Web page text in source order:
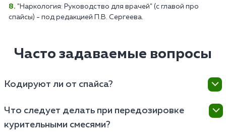
"Наркология: Руководство для врачей" (с главой про
спайсы) - под редакцией П.В. Сергеева.
Часто задаваемые вопросы
Кодируют ли от спайса?
лечения, но его эффективность зависит от
индивидуальных особенностей пациента и
Что следует делать при передозировке
курительными смесями?